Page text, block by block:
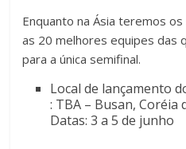
Enquanto na Ásia teremos
as 20 melhores equipes das
para a única semifinal.
Local de lançamento
: TBA – Busan, Coréia
Datas: 3 a 5 de junho